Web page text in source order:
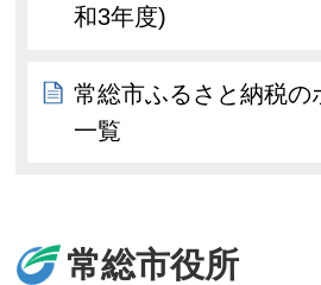
和3年度)
常総市ふるさと納税の
一覧
常総市役所